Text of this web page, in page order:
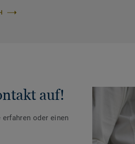
auf!
oder einen